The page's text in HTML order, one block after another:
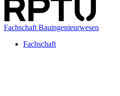
Fachschaft Bauingenieurwesen
Fachschaft